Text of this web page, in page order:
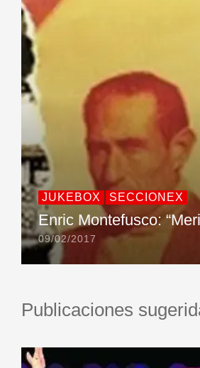
JUKEBOX SECCIONEX
Enric Montefusco:
09/02/2017
Publicaciones